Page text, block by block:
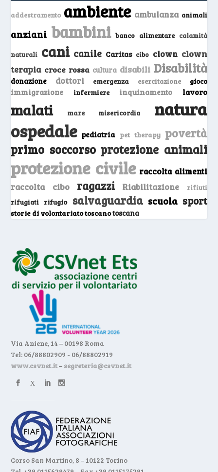
addestramento ambiente ambulanza animali
anziani bambini banco alimentare calamità
naturali cani canile Caritas cibo clown clown
terapia croce rossa cultura disabili Disabilità
donazione dottori emergenza esercitazione gioco
immigrazione infermiere inquinamento lavoro
malati mare misericordia natura
ospedale pediatria pet therapy povertà
primo soccorso protezione animali
protezione civile raccolta alimenti
raccolta cibo ragazzi Riabilitazione
rifiuti
rifugiati
rifugio salvaguardia scuola sport
storie di volontariato toscanotoscana
Via Aniene, 14 – 00198 Roma
Tel: 06/88802909 - 06/88802919
www.csvnet.it– segreteria@csvnet.it
Corso San Martino, 8 – 10122 Torino